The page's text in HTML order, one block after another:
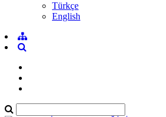
Türkçe
English